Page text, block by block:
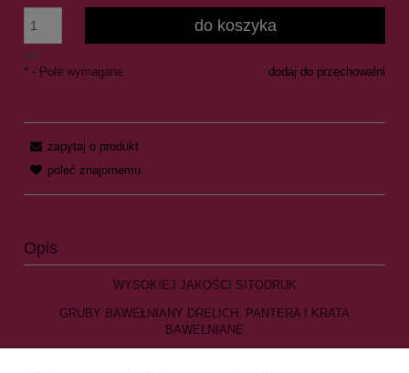
szt.
do koszyka
dodaj do przechowalni
* - Pole wymagane
zapytaj o produkt
poleć znajomemu
Opis
WYSOKIEJ JAKOŚCI SITODRUK
GRUBY BAWEŁNIANY DRELICH, PANTERA I KRATA
BAWEŁNIANE